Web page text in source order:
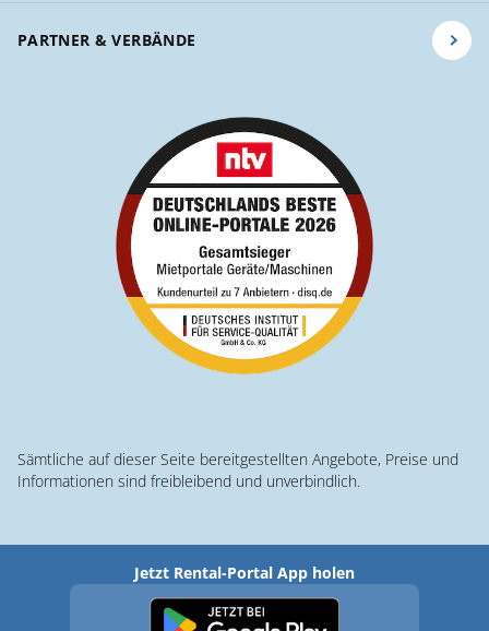
PARTNER & VERBÄNDE
Sämtliche auf dieser Seite bereitgestellten Angebote, Preise und
Informationen sind freibleibend und unverbindlich.
Jetzt Rental-Portal App holen